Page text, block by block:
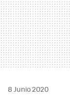
8 Junio 2020